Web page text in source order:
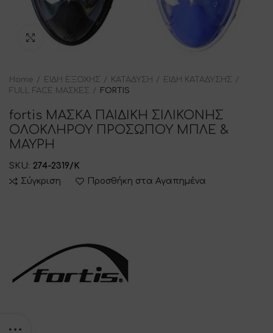
Click to enlarge
Home ΕΙΔΗ ΕΞΟΧΗΣ ΚΑΤΑΔΥΣΗ
ΕΙΔΗ ΚΑΤΑΔΥΣΗΣ
FULL FACE ΜΑΣΚΕΣ
FORTIS
fortis ΜΑΣΚΑ ΠΑΙΔΙΚΗ ΣΙΛΙΚΟΝΗΣ
ΟΛΟΚΛΗΡΟΥ ΠΡΟΣΩΠΟΥ ΜΠΛΕ &
ΜΑΥΡΗ
SKU: 274-2319/Κ
Σύγκριση
Προσθήκη στα Αγαπημένα